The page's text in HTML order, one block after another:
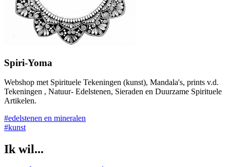
Spiri-Yoma
Webshop met Spirituele Tekeningen (kunst), Mandala's, prints v.d.
Tekeningen , Natuur- Edelstenen, Sieraden en Duurzame Spirituele
Artikelen.
#edelstenen en mineralen
#kunst
Ik wil...